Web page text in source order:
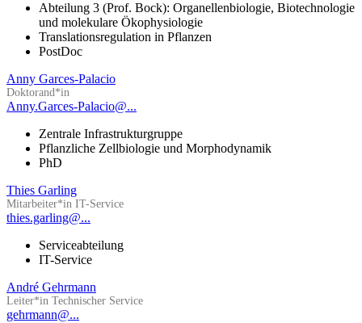
Abteilung 3 (Prof. Bock): Organellenbiologie, Biotechnologie
und molekulare Ökophysiologie
Translationsregulation in Pflanzen
PostDoc
Anny Garces-Palacio
Doktorand*in
Anny.Garces-Palacio@...
Zentrale Infrastrukturgruppe
Pflanzliche Zellbiologie und Morphodynamik
PhD
Thies Garling
Mitarbeiter*in IT-Service
thies.garling@...
Serviceabteilung
IT-Service
André Gehrmann
Leiter*in Technischer Service
gehrmann@...